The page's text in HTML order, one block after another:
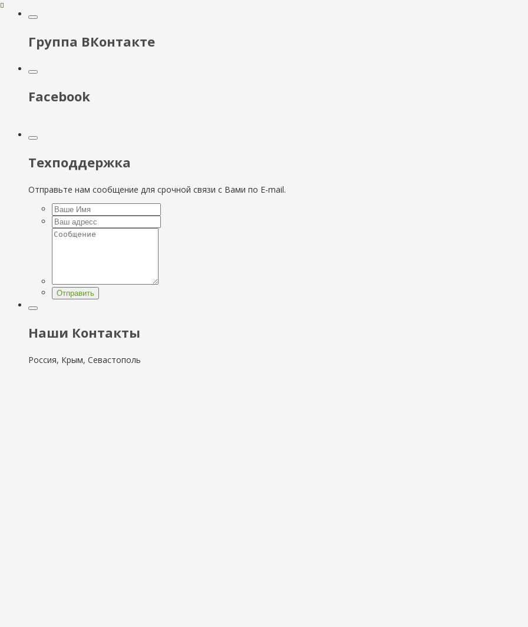
Группа ВКонтакте
Facebook
Техподдержка
Отправьте нам сообщение для срочной связи с Вами по E-mail.
Отправить
Наши Контакты
Россия, Крым, Севастополь